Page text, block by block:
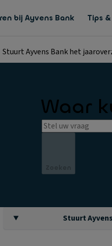
bij Ayvens Bank Tips
Stuurt Ayvens Bank het
Waar
Stuurt